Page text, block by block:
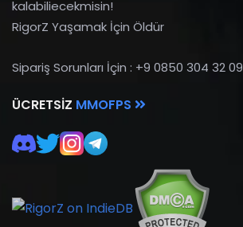
kalabiliecekmisin!
RigorZ Yaşamak İçin Öldür
Sipariş Sorunları İçin : +9 0850 304 32 09
ÜCRETSIZ MMOFPS